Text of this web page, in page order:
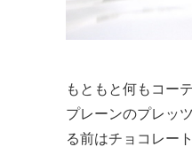
もともと何もコー
プレーンのプレッ
る前はチョコレー